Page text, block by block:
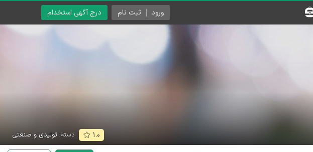
درج آگهی استخدام ورود ثبت نام
۱.۰ دسته: تولیدی و صنعتی